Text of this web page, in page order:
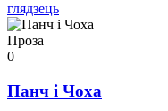
глядзець
Проза
0
Панч і Чоха